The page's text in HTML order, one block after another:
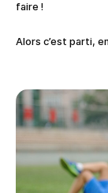
faire !
Alors c’est parti,